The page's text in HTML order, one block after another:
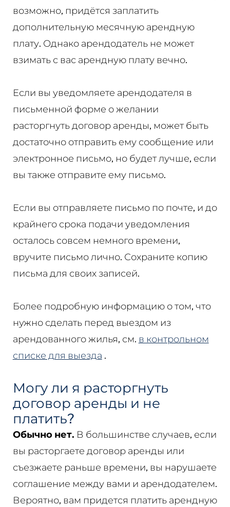
возможно, придётся заплатить
дополнительную месячную арендную
плату. Однако арендодатель не может
взимать с вас арендную плату вечно.
Если вы уведомляете арендодателя в
письменной форме о желании
расторгнуть договор аренды, может быть
достаточно отправить ему сообщение или
электронное письмо, но будет лучше, если
вы также отправите ему письмо.
Если вы отправляете письмо по почте, и до
крайнего срока подачи уведомления
осталось совсем немного времени,
вручите письмо лично. Сохраните копию
письма для своих записей.
Более подробную информацию о том, что
нужно сделать перед выездом из
арендованного жилья, см. в контрольном
списке для выезда .
Могу ли я расторгнуть
договор аренды и не
платить?
Обычно нет. В большинстве случаев, если
вы расторгаете договор аренды или
съезжаете раньше времени, вы нарушаете
соглашение между вами и арендодателем.
Вероятно, вам придется платить арендную